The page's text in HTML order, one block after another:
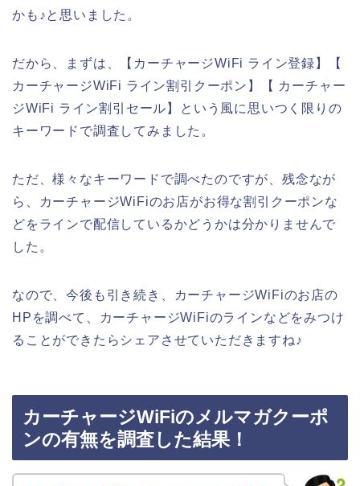
かも♪と思いました。
だから、まずは、【カーチャージWiFi ライン登録】【
カーチャージWiFi ライン割引クーポン】【 カーチャー
ジWiFi ライン割引セール】という風に思いつく限りの
キーワードで調査してみました。
ただ、様々なキーワードで調べたのですが、残念なが
ら、カーチャージWiFiのお店がお得な割引クーポンな
どをラインで配信しているかどうかは分かりませんで
した。
なので、今後も引き続き、カーチャージWiFiのお店の
HPを調べて、カーチャージWiFiのラインなどをみつけ
ることができたらシェアさせていただきますね♪
カーチャージWiFiのメルマガクーポ
ンの有無を調査した結果！